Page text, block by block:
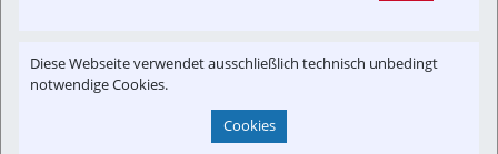
Time-Event
Diese Webseite verwendet ausschließlich technisch unbedingt
notwendige Cookies.
Cookies